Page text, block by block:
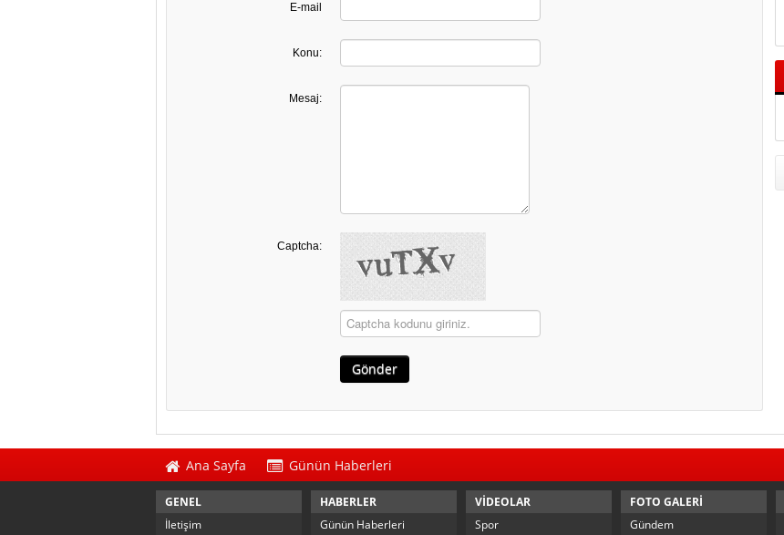
E-mail
Konu:
Mesaj:
Captcha:
Ana Sayfa Günün Haberleri
GENEL
İletişim
HABERLER
Günün Haberleri
VİDEOLAR
Spor
FOTO GALERİ
Gündem